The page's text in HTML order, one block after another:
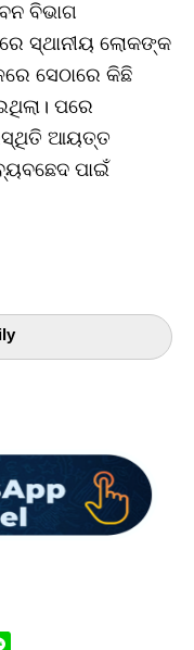
ବିଭାଗ
ସ୍ଥାନୀୟ ଲୋକଙ୍କ
ସେଠାରେ କିଛି
ପରେ
ଆୟତ୍ତ
ପାଇଁ